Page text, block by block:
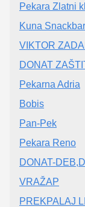
Pekara Zlatni
Kuna
VIKTOR
DONAT
Pekarna Adria
Bobis
Pan-Pek
Pekara Reno
DONAT-
VRAŽAP
PREKPALAJ